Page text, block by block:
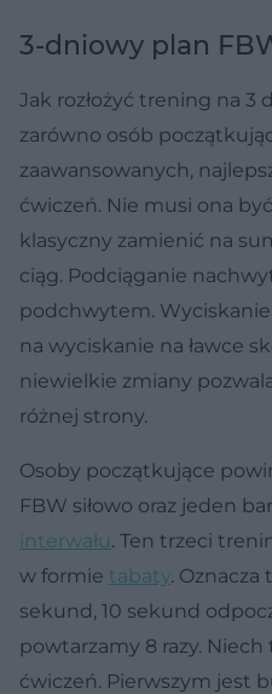
3-dniowy plan
Jak rozłożyć trening na 3
zarówno osób
zaawansowanych,
ćwiczeń. Nie musi ona
klasyczny zamienić na
ciąg. Podciąganie
podchwytem. Wyciskanie
na wyciskanie na ławce
niewielkie zmiany
różnej strony.
Osoby początkujące
FBW siłowo oraz jeden
interwału. Ten trzeci
w formie tabaty. Oznacza
sekund, 10 sekund
powtarzamy 8 razy.
ćwiczeń. Pierwszym jest